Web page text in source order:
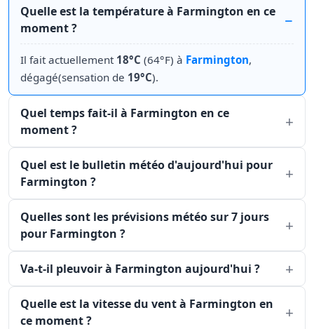
Quelle est la température à Farmington en ce
moment ?
Il fait actuellement 18°C (64°F) à Farmington,
dégagé(sensation de 19°C).
Quel temps fait-il à Farmington en ce
moment ?
Quel est le bulletin météo d'aujourd'hui pour
Farmington ?
Quelles sont les prévisions météo sur 7 jours
pour Farmington ?
Va-t-il pleuvoir à Farmington aujourd'hui ?
Quelle est la vitesse du vent à Farmington en
ce moment ?